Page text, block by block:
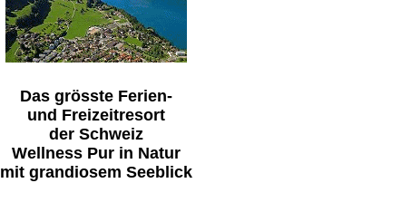
Das grösste Ferien-
und Freizeitresort
der Schweiz
Wellness Pur in Natur
mit grandiosem Seeblick